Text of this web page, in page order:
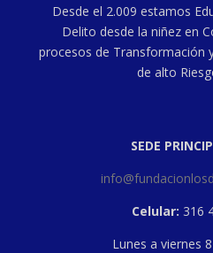
Desde el 2.009 estamos
Delito desde la niñez en
procesos de Transformación
de alto
SEDE
Celular: 316
Lunes a viernes